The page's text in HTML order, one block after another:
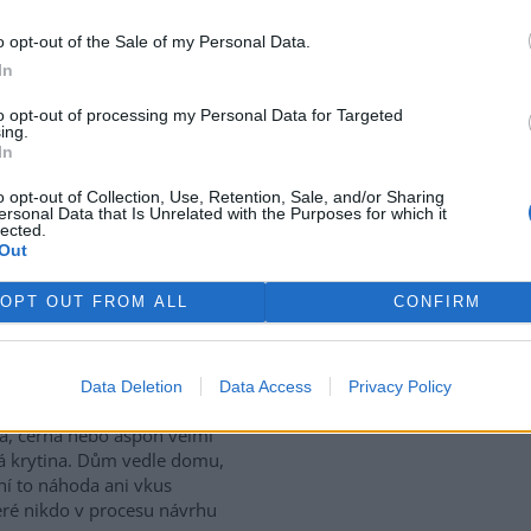
opt-out of the Sale of my Personal Data.
opt-out of processing my Personal Data for Targeted
opt-out of Collection, Use, Retention, Sale, and/or Sharing
Data that Is Unrelated with the Purposes for which it
OPT OUT FROM ALL CONFIRM
Data Deletion Data Access Privacy Policy
na klimatickou změnu se
jen v parlamentu nebo
rozhodují také tisíce
zásahů v krajině. V lesích,
obnovovat nejen
zvyšovat odolnost krajiny
každou střechu!
jakéhokoliv většího města,
černá nebo aspoň velmi
krytina. Dům vedle domu,
to náhoda ani vkus
nikdo v procesu návrhu